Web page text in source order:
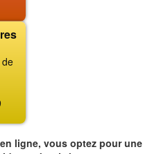
ligne, vous optez pour une